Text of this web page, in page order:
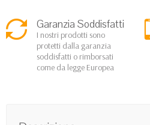
Garanzia Soddisfatti
I nostri prodotti sono
protetti dalla garanzia
soddisfatti o rimborsati
come da legge Europea